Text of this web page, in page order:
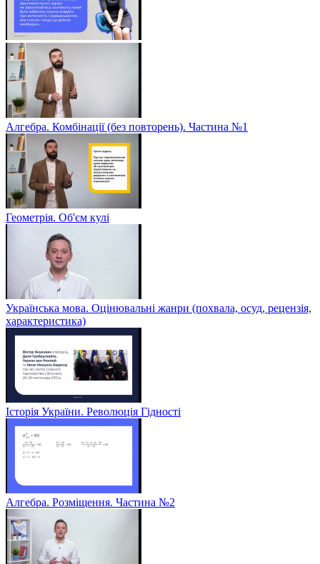
Алгебра. Комбінації (без повторень). Частина №1
Геометрія. Об'єм кулі
Українська мова. Оцінювальні жанри (похвала, осуд, рецензія,
характеристика)
Історія України. Революція Гідності
Алгебра. Розміщення. Частина №2